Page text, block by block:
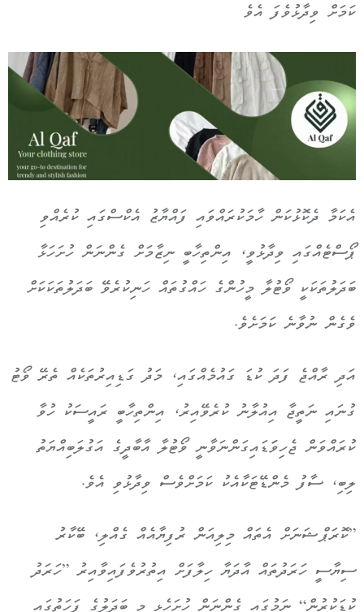
ކަމަށް ވިދާޅުވެފަ އެވެ
އެކަމާ ދެކޮޅުކަން ހާމަކުރައްވައި ފައްޔާޒު އެކްސްގައި ކުރެއްވި
ޕޯސްޓެއްގައި ވިދާޅުވީ، އިންތިހާބީ ނިޒާމަށް ގެންނަން ހުށަހަޅާ
ބަދަލުތަކަކީ ވޯޓުލާ މީހުންގެ ހައްގުތައް ހަނިކުރެވޭ ބަދަލުތަކަކަށް
ވެގެން ނުވާނެ ކަމަށެވެ.
އަދި ރާއްޖެ ފަދަ ކުޑަ ގައުމެއްގައި، މަދު ގަޑިއިރުތަކެއް ތެރޭ ވޯޓު
ގުނައި ނަތީޖާ އިއުލާނު ކުރެވޭއިރު، އިންތިހާބީ ރައީސަކު ހުވާ
ކުރައްވަން ޖެހިވަަޑައިގަންނަވާނީ ވޯޓުލާ އާބާދީގެ އަގުލަބިއްޔަތު
ލިބި، ސާފު މެންޑޭޓަކާއެކު ކަމަށްވެސް ވިދާޅުވި އެވެ.
”ކޮރަޕްޝަނަށް އެތައް މިލިއަން ރުފިޔާއެއް ގެއްލި، ބޭކާރު
ސިޔާސީ ހަރަދުތައް އާދަޔާ ހިލާފަށް އިތުރުވެފައިވާއިރު [ހަރަދު